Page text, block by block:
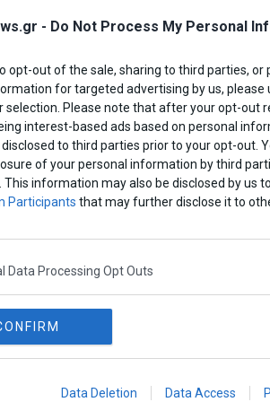
- Do Not Process My Personal
opt-out of the sale, sharing to third parties, or
for targeted advertising by us,
selection. Please note that after your opt-out
interest-based ads based on personal
to third parties prior to your opt-out.
of your personal information by third
This information may also be disclosed by us
Participants that may further disclose it to
Data Processing Opt Outs
Data Deletion Data Access
άνοδο σε υψηλό 2 1/2
της JPMorgan.
σταθεροποίησης για να
στον τομέα των
εργασίας πρέπει να βελτιωθεί
τους επόμενους μήνες”,
παγκοσμια οικονομια